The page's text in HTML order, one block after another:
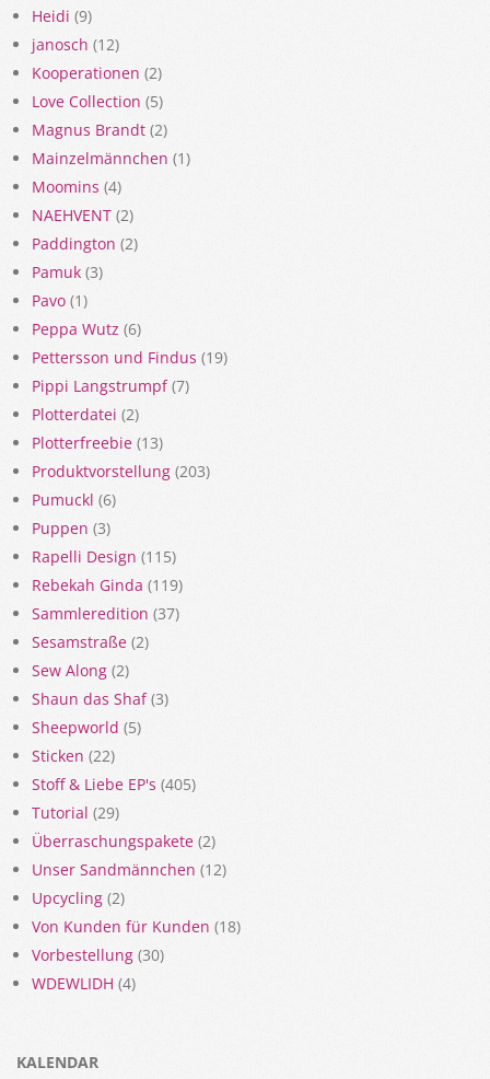
Heidi (9)
janosch (12)
Kooperationen (2)
Love Collection (5)
Magnus Brandt (2)
Mainzelmännchen (1)
Moomins (4)
NAEHVENT (2)
Paddington (2)
Pamuk (3)
Pavo (1)
Peppa Wutz (6)
Pettersson und Findus (19)
Pippi Langstrumpf(7)
Plotterdatei (2)
Plotterfreebie (13)
Produktvorstellung (203)
Pumuckl (6)
Puppen (3)
Rapelli Design (115)
Rebekah Ginda (119)
Sammleredition (37)
Sesamstraße (2)
Sew Along (2)
Shaun das Shaf(3)
Sheepworld (5)
Sticken (22)
Stoff & Liebe EP's (405)
Tutorial (29)
Überraschungspakete (2)
Unser Sandmännchen (12)
Upcycling (2)
Von Kunden für Kunden (18)
Vorbestellung (30)
WDEWLIDH (4)
KALENDAR